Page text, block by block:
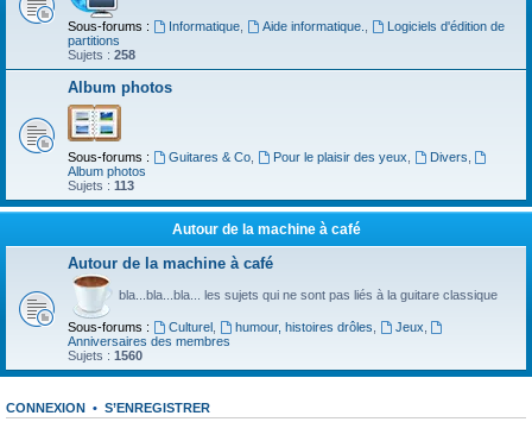
Sous-forums : Informatique, Aide informatique.
Logiciels d'édition de
partitions
Sujets : 258
Album photos
Sous-forums : Guitares & Co, Pour le plaisir des yeux Divers
Album photos
Sujets : 113
Autour de la machine à café
Autour de la machine à café
bla...bla...bla... les sujets qui ne sont pas liés à la guitare classique
Sous-forums : Culturel, humour, histoires drôles Jeux
Anniversaires des membres
Sujets : 1560
CONNEXION • S’ENREGISTRER